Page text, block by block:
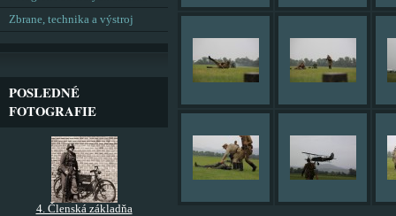
Zbrane, technika a výstroj
POSLEDNÉ
FOTOGRAFIE
4. Členská základňa